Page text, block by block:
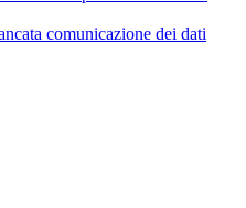
comunicazione dei dati